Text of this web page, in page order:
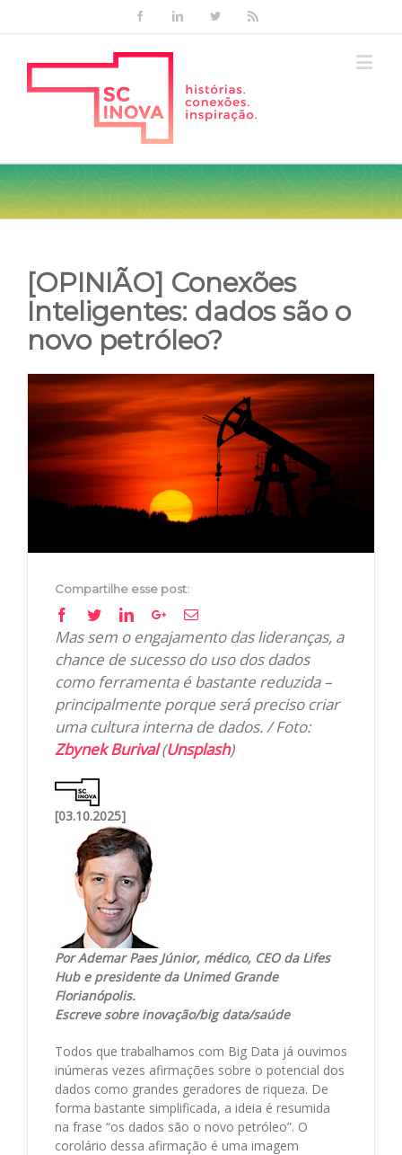
FacebookLinkedinTwitter
[OPINIÃO] Conexões
Inteligentes: dados são o
novo petróleo?
View
Larger
Image
Compartilhe esse post:
Facebook
TwitterLinkedinGoogle+Email
Mas sem o engajamento das lideranças, a
chance de sucesso do uso dos dados
como ferramenta é bastante reduzida –
principalmente porque será preciso criar
uma cultura interna de dados. / Foto:
Zbynek Burival(Unsplash)
[03.10.2025]
Por Ademar Paes Júnior, médico, CEO da Lifes
Hub e presidente da Unimed Grande
Florianópolis.
Escreve sobre inovação/big data/saúde
Todos que trabalhamos com Big Data já ouvimos
inúmeras vezes afirmações sobre o potencial dos
dados como grandes geradores de riqueza. De
forma bastante simplificada, a ideia é resumida
na frase “os dados são o novo petróleo”. O
corolário dessa afirmação é uma imagem